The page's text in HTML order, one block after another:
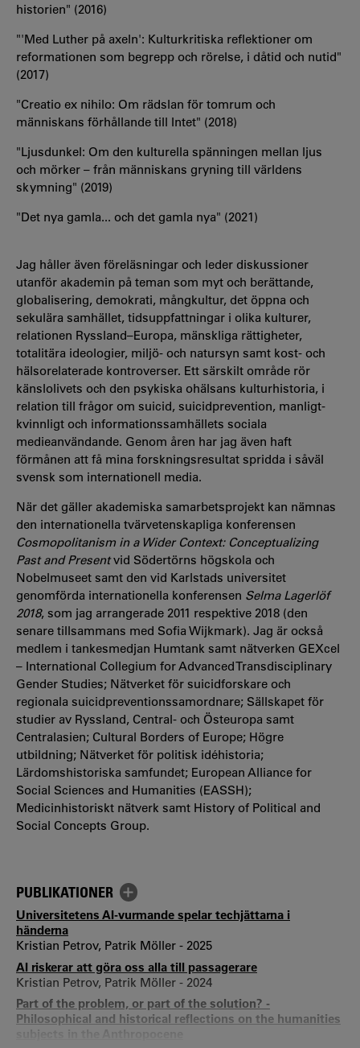
historien" (2016)
"'Med Luther på axeln': Kulturkritiska reflektioner om
reformationen som begrepp och rörelse, i dåtid och nutid"
(2017)
"Creatio ex nihilo: Om rädslan för tomrum och
människans förhållande till Intet" (2018)
"Ljusdunkel: Om den kulturella spänningen mellan ljus
och mörker – från människans gryning till världens
skymning" (2019)
"Det nya gamla... och det gamla nya" (2021)
Jag håller även föreläsningar och leder diskussioner
utanför akademin på teman som myt och berättande,
globalisering, demokrati, mångkultur, det öppna och
sekulära samhället, tidsuppfattningar i olika kulturer,
relationen Ryssland–Europa, mänskliga rättigheter,
totalitära ideologier, miljö- och natursyn samt kost- och
hälsorelaterade kontroverser. Ett särskilt område rör
känslolivets och den psykiska ohälsans kulturhistoria, i
relation till frågor om suicid, suicidprevention, manligt-
kvinnligt och informationssamhällets sociala
medieanvändande. Genom åren har jag även haft
förmånen att få mina forskningsresultat spridda i såväl
svensk som internationell media.
När det gäller akademiska samarbetsprojekt kan nämnas
den internationella tvärvetenskapliga konferensen
Cosmopolitanism in a Wider Context: Conceptualizing
Past and Presentvid Södertörns högskola och
Nobelmuseet samt den vid Karlstads universitet
genomförda internationella konferensen Selma Lagerlöf
2018, som jag arrangerade 2011 respektive 2018 (den
senare tillsammans med Sofia Wijkmark). Jag är också
medlem i tankesmedjan Humtank samt nätverken GEXcel
– International Collegium for Advanced Transdisciplinary
Gender Studies; Nätverket för suicidforskare och
regionala suicidpreventionssamordnare; Sällskapet för
studier av Ryssland, Central- och Östeuropa samt
Centralasien; Cultural Borders of Europe; Högre
utbildning; Nätverket för politisk idéhistoria;
Lärdomshistoriska samfundet; European Alliance for
Social Sciences and Humanities (EASSH);
Medicinhistoriskt nätverk samt History of Political and
Social Concepts Group.
PUBLIKATIONER
Universitetens AI-vurmande spelar techjättarna i
händerna
Kristian Petrov, Patrik Möller - 2025
AI riskerar att göra oss alla till passagerare
Kristian Petrov, Patrik Möller - 2024
Part of the problem, or part of the solution? -
Philosophical and historical reflections on the humanities